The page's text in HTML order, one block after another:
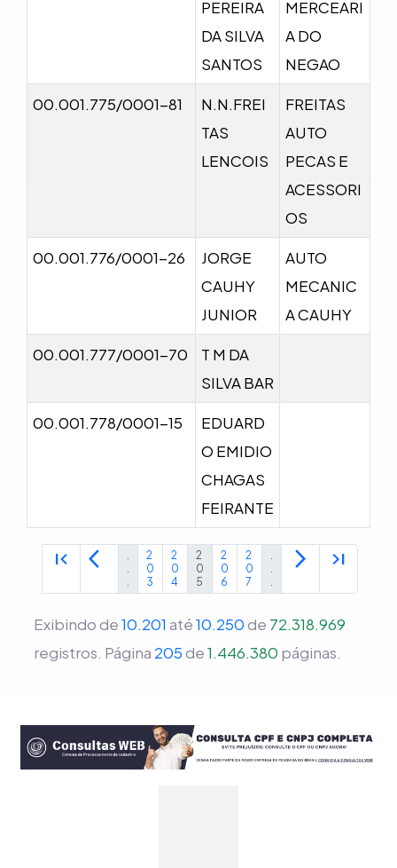
PEREIRA
DA SILVA
SANTOS
MERCEARI
A DO
NEGAO
00.001.775/0001-81
N.N.FREI
TAS
LENCOIS
FREITAS
AUTO
PECAS E
ACESSORI
OS
00.001.776/0001-26
JORGE
CAUHY
JUNIOR
AUTO
MECANIC
A CAUHY
00.001.777/0001-70
T M DA
SILVA BAR
00.001.778/0001-15
EDUARD
O EMIDIO
CHAGAS
FEIRANTE
first_page arrow_back_ios
.
.
.
2
0
3
2
0
4
2
0
5
2
0
6
2
0
7
.
.
.
arrow_forward_ios last_page
Exibindo de10.201 até10.250de 72.318.969
registros. Página 205de1.446.380 páginas.